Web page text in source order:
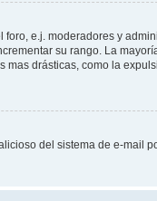
e.j. moderadores y
su rango. La
mas drásticas, como la
del sistema de e-mail